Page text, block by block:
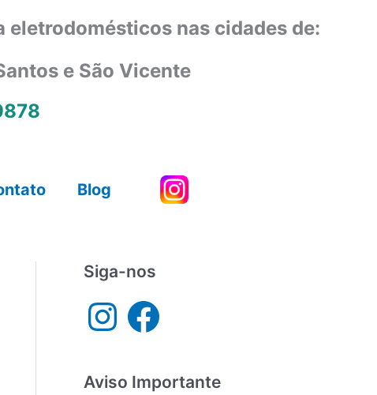
nas cidades de:
e São Vicente
Blog
Siga-nos
n
s
a
a
c
k
Aviso Importante